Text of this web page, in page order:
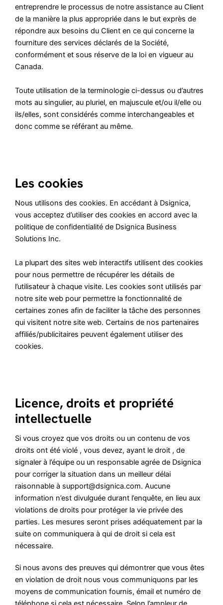
entreprendre le processus de notre assistance au Client
de la manière la plus appropriée dans le but exprès de
répondre aux besoins du Client en ce qui concerne la
fourniture des services déclarés de la Société,
conformément et sous réserve de la loi en vigueur au
Canada.
Toute utilisation de la terminologie ci-dessus ou d’autres
mots au singulier, au pluriel, en majuscule et/ou il/elle ou
ils/elles, sont considérés comme interchangeables et
donc comme se référant au même.
Les cookies
Nous utilisons des cookies. En accédant à Dsignica,
vous acceptez d’utiliser des cookies en accord avec la
politique de confidentialité de Dsignica Business
Solutions Inc.
La plupart des sites web interactifs utilisent des cookies
pour nous permettre de récupérer les détails de
l’utilisateur à chaque visite. Les cookies sont utilisés par
notre site web pour permettre la fonctionnalité de
certaines zones afin de faciliter la tâche des personnes
qui visitent notre site web. Certains de nos partenaires
affiliés/publicitaires peuvent également utiliser des
cookies.
Licence, droits et propriété
intellectuelle
Si vous croyez que vos droits ou un contenu de vos
droits ont été violé , vous devez, ayant le droit , de
signaler à l’équipe ou un responsable agrée de Dsignica
pour corriger la situation dans un meilleur délai
raisonnable à support@dsignica.com. Aucune
information n’est divulguée durant l’enquête, en lieu aux
violations de droits pour protéger la vie privée des
parties. Les mesures seront prises adéquatement par la
suite on communiquera à qui de droit si cela est
nécessaire.
Si nous avons des preuves qui démontrer que vous êtes
en violation de droit nous vous communiquons par les
moyens de communication fournis, émail et numéro de